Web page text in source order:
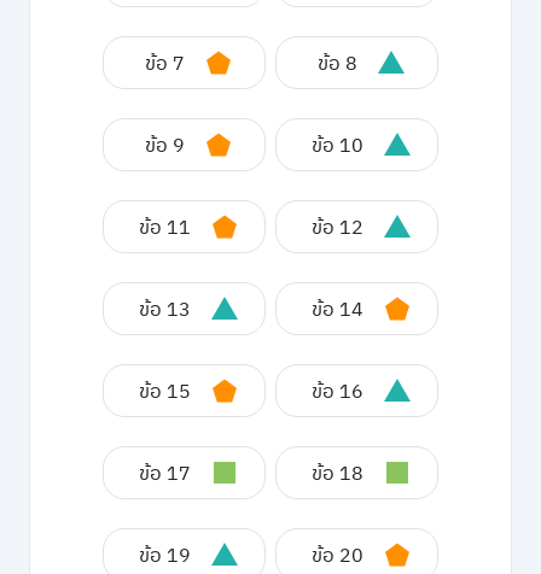
ข้อ 7 ข้อ 8
ข้อ 9 ข้อ 10
ข้อ 11 ข้อ 12
ข้อ 13 ข้อ 14
ข้อ 15 ข้อ 16
ข้อ 17 ข้อ 18
ข้อ 19 ข้อ 20